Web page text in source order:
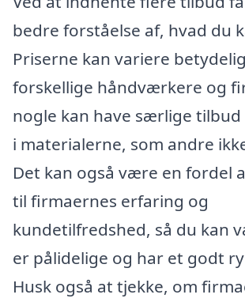
bedre forståelse af, hvad du
Priserne kan variere
forskellige håndværkere og
nogle kan have særlige
i materialerne, som andre
Det kan også være en fordel
til firmaernes erfaring og
kundetilfredshed, så du kan
er pålidelige og har et godt
Husk også at tjekke, om